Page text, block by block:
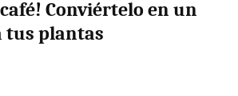
Conviértelo en un
tus plantas